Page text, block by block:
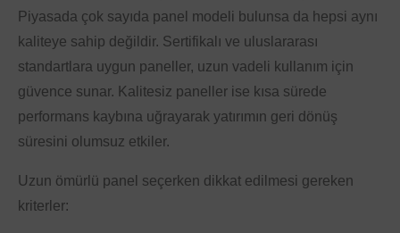
Piyasada çok sayıda panel modeli bulunsa da hepsi aynı
kaliteye sahip değildir. Sertifikalı ve uluslararası
standartlara uygun paneller, uzun vadeli kullanım için
güvence sunar. Kalitesiz paneller ise kısa sürede
performans kaybına uğrayarak yatırımın geri dönüş
süresini olumsuz etkiler.
Uzun ömürlü panel seçerken dikkat edilmesi gereken
kriterler: